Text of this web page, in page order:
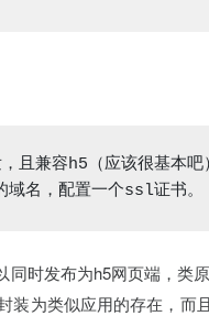
兼容h5（应该很基本吧
名，配置一个ssl证书。
同时发布为h5网页端，类
装为类似应用的存在，而